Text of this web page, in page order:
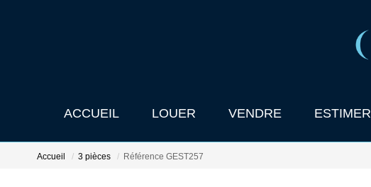
ACCUEIL LOUER VENDRE ESTIMER
Accueil 3 pièces Référence GEST257